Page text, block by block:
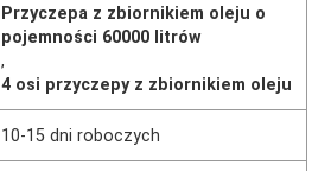
Przyczepa z zbiornikiem oleju o
pojemności 60000 litrów
,
4 osi przyczepy z zbiornikiem oleju
10-15 dni roboczych